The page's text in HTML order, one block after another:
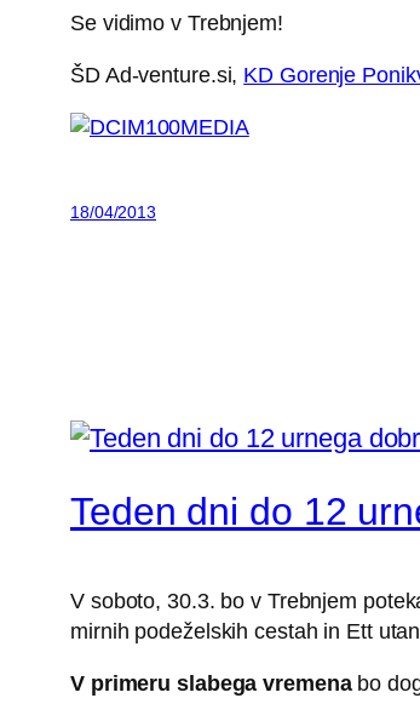
Se vidimo v Trebnjem!
ŠD Ad-venture.si, KD Gorenje
18/04/2013
Teden dni do 12
V soboto, 30.3. bo v Trebnjem
mirnih podeželskih cestah in Ett
V primeru slabega vremenabo